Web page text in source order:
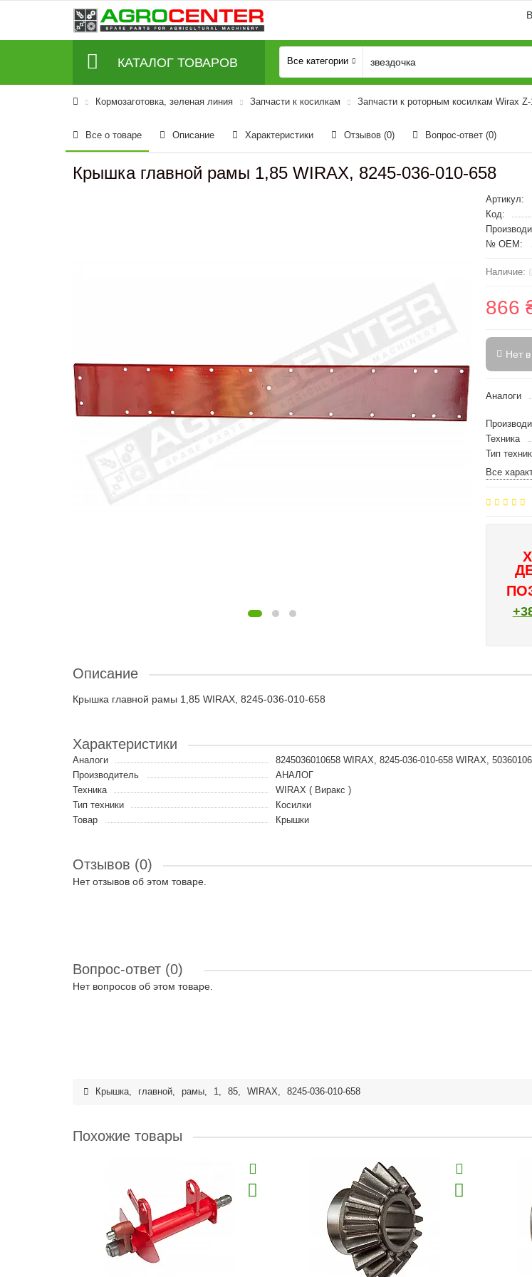
КАТАЛОГ ТОВАРОВ Все категории
Кормозаготовка, зеленая линия Запчасти к косилкам Запчасти к роторным косилкам Wirax
Все о товаре Описание Характеристики Отзывов (0) Вопрос-ответ (0)
Крышка главной рамы 1,85 WIRAX, 8245-036-010-658
Артикул:
Код:
№ OEM:
866
Нет
Аналоги
Техника
Тип
Все
Описание
Крышка главной рамы 1,85 WIRAX, 8245-036-010-658
Характеристики
Аналоги
8245036010658 WIRAX, 8245-036-010-658 WIRAX,
Производитель
АНАЛОГ
Техника
WIRAX ( Виракс )
Тип техники
Косилки
Товар
Крышки
Отзывов (0)
Нет отзывов об этом товаре.
Вопрос-ответ (0)
Нет вопросов об этом товаре.
Крышка, главной, рамы, 1, 85, WIRAX, 8245-036-010-658
Похожие товары